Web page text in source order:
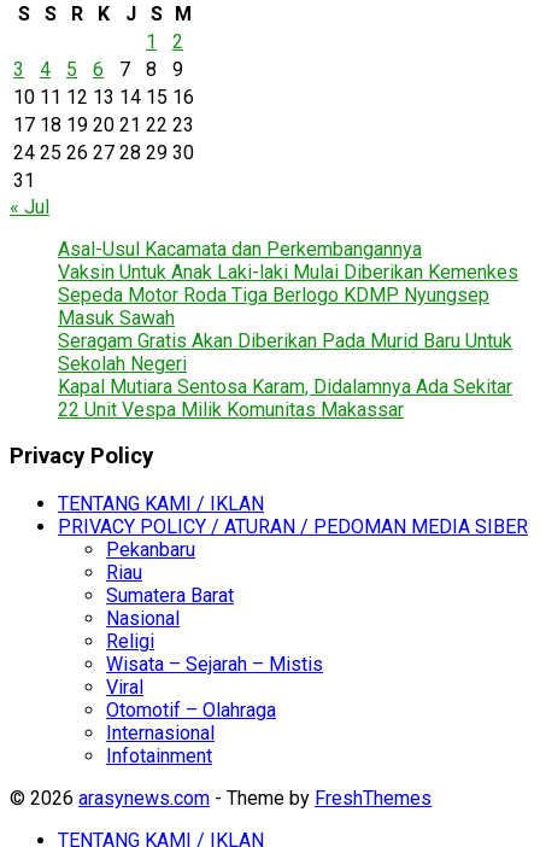
S
S R K J S M
1
2
3
4 5 6 7 8
9
10 11 12 13 14 15 16
17 18 19 20 21 22 23
24 25 26 27 28 29 30
31
« Jul
Asal-Usul Kacamata dan Perkembangannya
Vaksin Untuk Anak Laki-laki Mulai Diberikan Kemenkes
Sepeda Motor Roda Tiga Berlogo KDMP Nyungsep
Masuk Sawah
Seragam Gratis Akan Diberikan Pada Murid Baru Untuk
Sekolah Negeri
Kapal Mutiara Sentosa Karam, Didalamnya Ada Sekitar
22 Unit Vespa Milik Komunitas Makassar
Privacy Policy
TENTANG KAMI / IKLAN
PRIVACY POLICY / ATURAN / PEDOMAN MEDIA SIBER
Pekanbaru
Riau
Sumatera Barat
Nasional
Religi
Wisata – Sejarah – Mistis
Viral
Otomotif – Olahraga
Internasional
Infotainment
© 2026 arasynews.com - Theme by FreshThemes
TENTANG KAMI / IKLAN